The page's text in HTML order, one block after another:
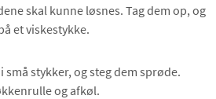
skal kunne løsnes. Tag dem op, og
et viskestykke.
stykker, og steg dem sprøde.
og afkøl.